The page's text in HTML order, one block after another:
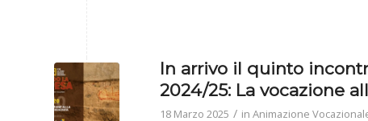
In arrivo il quinto
2024/25: La vocazione
18 Marzo 2025 / in Animazione